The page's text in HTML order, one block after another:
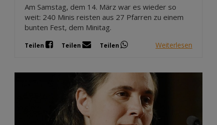
Am Samstag, dem 14. März war es wieder so
weit: 240 Minis reisten aus 27 Pfarren zu einem
bunten Fest, dem Minitag.
Teilen Teilen Teilen Weiterlesen